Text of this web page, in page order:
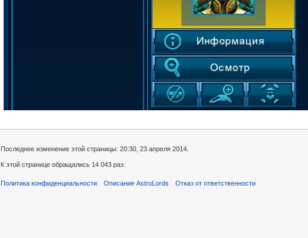
Последнее изменение этой страницы: 20:30, 23 апреля 2014.
К этой странице обращались 14 043 раз.
Политика конфиденциальности Описание AstroLords Отказ от ответственности